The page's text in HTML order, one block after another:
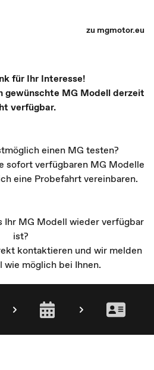
zu mgmotor.eu
für Ihr Interesse!
gewünschte MG Modell derzeit
verfügbar.
einen MG testen?
sofort verfügbaren MG Modelle
eine Probefahrt vereinbaren.
Ihr MG Modell wieder verfügbar
ist?
kontaktieren und wir melden
wie möglich bei Ihnen.